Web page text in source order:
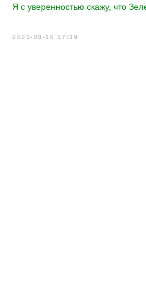
Я с уверенностью скажу, что
2023-08-10 17:39